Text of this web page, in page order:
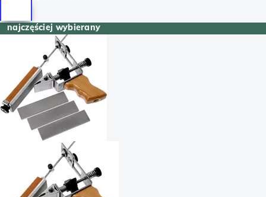
najczęściej wybierany